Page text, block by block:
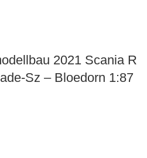
2021 Scania R
Sz – Bloedorn 1:87